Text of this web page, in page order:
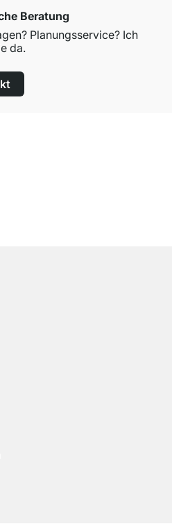
Beratung
Planungsservice? Ich
da.